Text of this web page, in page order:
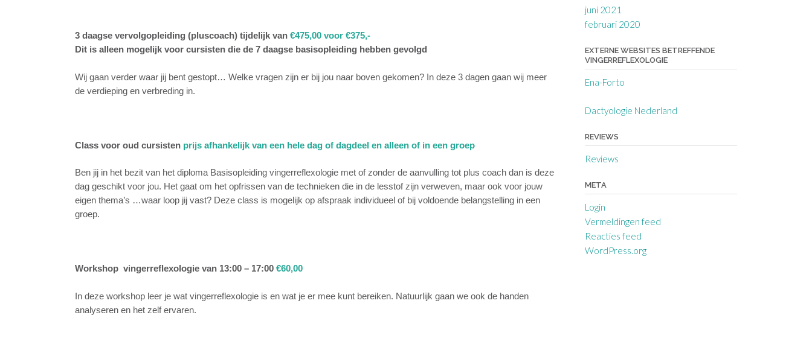
3 daagse vervolgopleiding (pluscoach) tijdelijk van €475,00 voor €375,-
Dit is alleen mogelijk voor cursisten die de 7 daagse basisopleiding hebben gevolgd
Wij gaan verder waar jij bent gestopt… Welke vragen zijn er bij jou naar boven gekomen? In deze 3 dagen gaan wij meer
de verdieping en verbreding in.
Class voor oud cursisten prijs afhankelijk van een hele dag of dagdeel en alleen of in een groep
Ben jij in het bezit van het diploma Basisopleiding vingerreflexologie met of zonder de aanvulling tot plus coach dan is deze
dag geschikt voor jou. Het gaat om het opfrissen van de technieken die in de lesstof zijn verweven, maar ook voor jouw
eigen thema’s …waar loop jij vast? Deze class is mogelijk op afspraak individueel of bij voldoende belangstelling in een
groep.
Workshop vingerreflexologie van 13:00 – 17:00 €60,00
In deze workshop leer je wat vingerreflexologie is en wat je er mee kunt bereiken. Natuurlijk gaan we ook de handen
analyseren en het zelf ervaren.
juni 2021
februari 2020
EXTERNE WEBSITES BETREFFENDE
VINGERREFLEXOLOGIE
Ena-Forto
Dactyologie Nederland
REVIEWS
Reviews
META
Login
Vermeldingen feed
Reacties feed
WordPress.org